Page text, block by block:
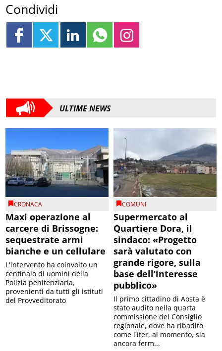
Condividi
ULTIME NEWS
CRONACA
Maxi operazione al
carcere di Brissogne:
sequestrate armi
bianche e un cellulare
L'intervento ha coinvolto un
centinaio di uomini della
Polizia penitenziaria,
provenienti da tutti gli istituti
del Provveditorato
COMUNI
Supermercato al
Quartiere Dora, il
sindaco: «Progetto
sarà valutato con
grande rigore, sulla
base dell’interesse
pubblico»
Il primo cittadino di Aosta è
stato audito nella quarta
commissione del Consiglio
regionale, dove ha ribadito
come l'iter, al momento, sia
ancora ferm...